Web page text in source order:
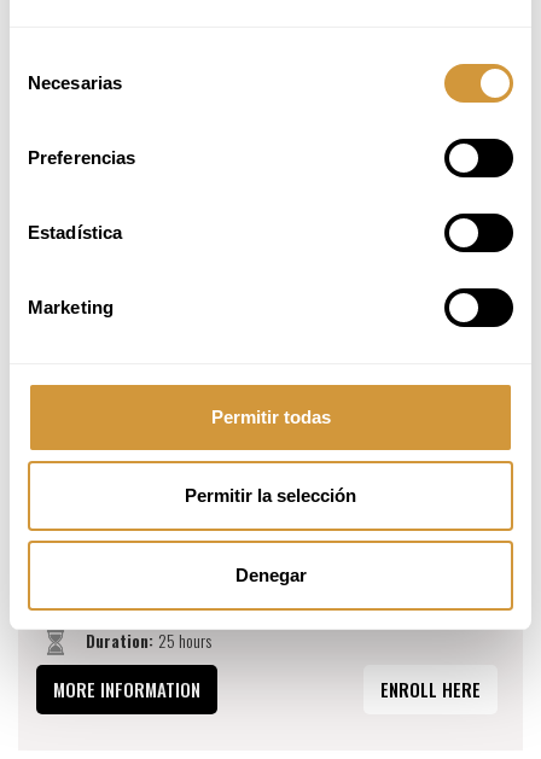
Necesarias
Preferencias
Estadística
Marketing
Permitir todas
Permitir la selección
Denegar
MORE INFORMATION ENROLL HERE
INNOVACIÓN EN COCINA APLICADA
16 - 20 de noviembre 2026
Timetable:15:00 - 20:00h
Duration: 25 hours
MORE INFORMATION ENROLL HERE